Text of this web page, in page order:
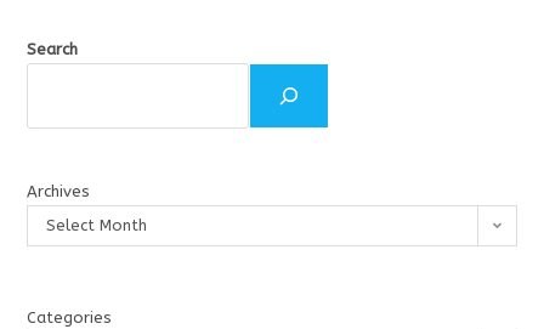
Search
Archives
Select Month
Categories